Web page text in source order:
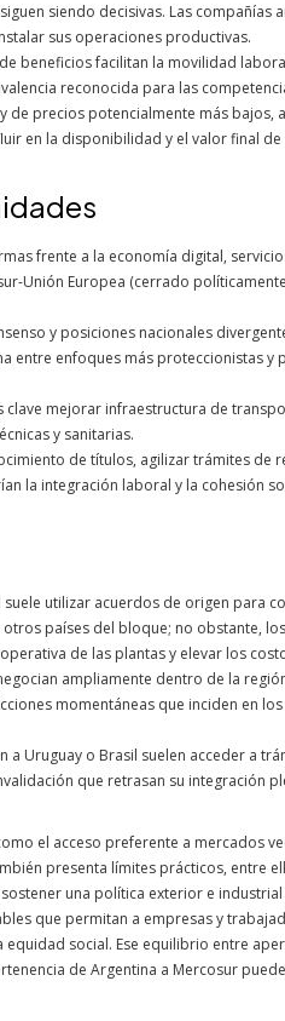
siendo decisivas. Las compañías
sus operaciones productivas.
beneficios facilitan la movilidad
reconocida para las
de precios potencialmente más bajos,
en la disponibilidad y el valor final
frente a la economía digital,
Unión Europea (cerrado
y posiciones nacionales
entre enfoques más proteccionistas y
clave mejorar infraestructura de
y sanitarias.
de títulos, agilizar trámites de
la integración laboral y la cohesión
utilizar acuerdos de origen para
países del bloque; no obstante,
de las plantas y elevar los
ampliamente dentro de la
momentáneas que inciden en
a Uruguay o Brasil suelen acceder a
que retrasan su integración
el acceso preferente a mercados
presenta límites prácticos, entre
una política exterior e
que permitan a empresas y
social. Ese equilibrio entre
de Argentina a Mercosur